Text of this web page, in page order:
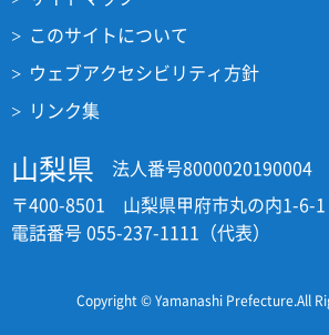
このサイトについて
ウェブアクセシビリティ方針
リンク集
山梨県
法人番号8000020190004
〒400-8501 山梨県甲府市丸の内1-6-1
電話番号 055-237-1111（代表）
Copyright © Yamanashi Prefecture.All